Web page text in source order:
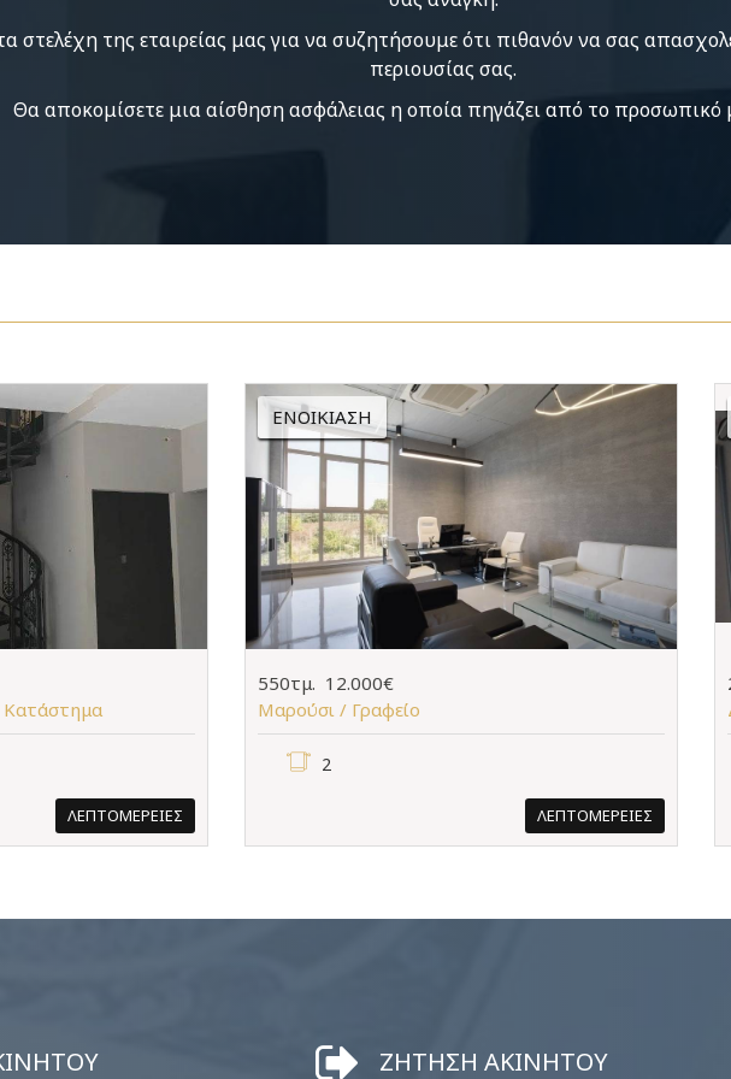
στελέχη της εταιρείας μας για να συζητήσουμε ότι πιθανόν να σας
περιουσίας σας.
Θα αποκομίσετε μια αίσθηση ασφάλειας η οποία πηγάζει από το προσωπικό
Κατάστημα
ΛΕΠΤΟΜΕΡΕΙΕΣ
ΕΝΟΙΚΊΑΣΗ
550τμ. 12.000€
Μαρούσι / Γραφείο
2
ΛΕΠΤΟΜΕΡΕΙΕΣ
ΖΗΤΗΣΗ ΑΚΙΝΗΤΟΥ